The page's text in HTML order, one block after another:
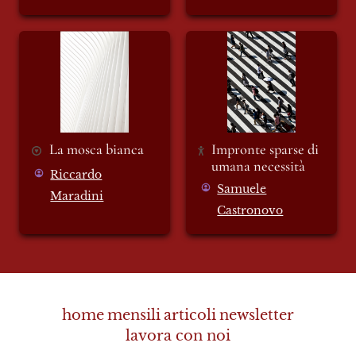
La mosca bianca
La mosca bianca
Riccardo
Maradini
Impronte sparse di
umana necessità
Impronte sparse di
umana necessità
Samuele
Castronovo
homemensiliarticolinewsletter
lavora con noi